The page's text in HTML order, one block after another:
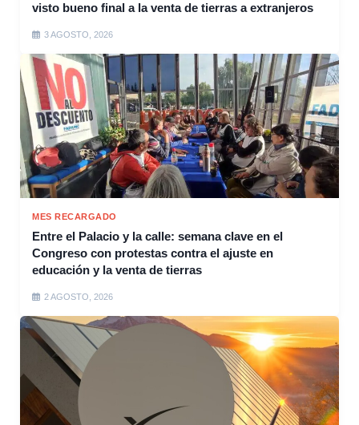
visto bueno final a la venta de tierras a extranjeros
3 AGOSTO, 2026
MES RECARGADO
Entre el Palacio y la calle: semana clave en el
Congreso con protestas contra el ajuste en
educación y la venta de tierras
2 AGOSTO, 2026